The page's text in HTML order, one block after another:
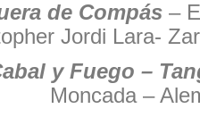
de Compás–
Jordi Lara-
y Fuego –
Moncada –